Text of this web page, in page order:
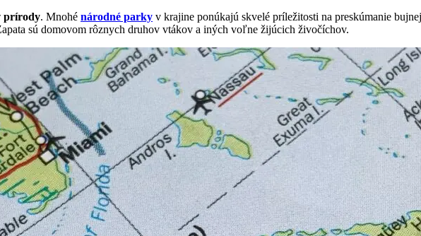
prírody. Mnohé národné parky v krajine ponúkajú skvelé príležitosti na preskúmanie
sú domovom rôznych druhov vtákov a iných voľne žijúcich živočíchov.